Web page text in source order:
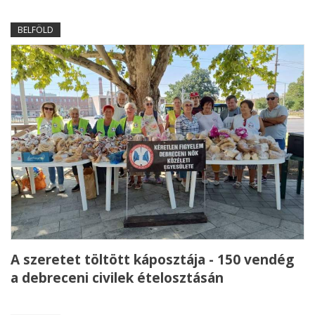
BELFÖLD
A szeretet töltött káposztája - 150 vendég
a debreceni civilek ételosztásán